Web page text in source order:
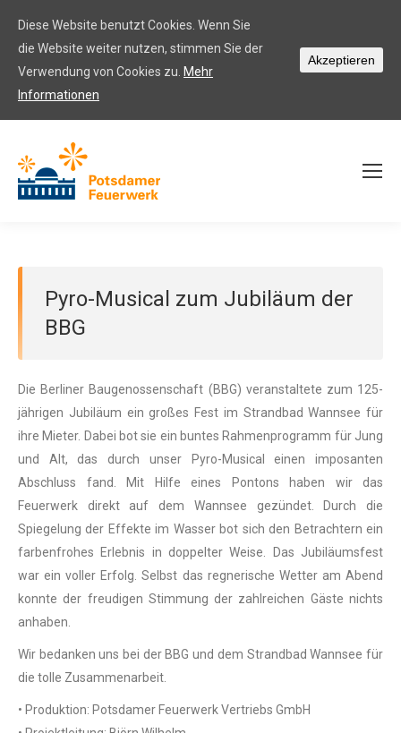
Pyro-Musical zum Jubiläum der
BBG
Die Berliner Baugenossenschaft (BBG) veranstaltete zum 125-
jährigen Jubiläum ein großes Fest im Strandbad Wannsee für
ihre Mieter. Dabei bot sie ein buntes Rahmenprogramm für Jung
und Alt, das durch unser Pyro-Musical einen imposanten
Abschluss fand. Mit Hilfe eines Pontons haben wir das
Feuerwerk direkt auf dem Wannsee gezündet. Durch die
Spiegelung der Effekte im Wasser bot sich den Betrachtern ein
farbenfrohes Erlebnis in doppelter Weise. Das Jubiläumsfest
war ein voller Erfolg. Selbst das regnerische Wetter am Abend
konnte der freudigen Stimmung der zahlreichen Gäste nichts
anhaben.
Wir bedanken uns bei der BBG und dem Strandbad Wannsee für
die tolle Zusammenarbeit.
• Produktion: Potsdamer Feuerwerk Vertriebs GmbH
Diese Website benutzt Cookies. Wenn Sie
die Website weiter nutzen, stimmen Sie der
Verwendung von Cookies zu. Mehr
Informationen
Akzeptieren